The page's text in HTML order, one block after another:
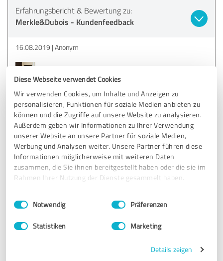
Diese Webseite verwendet Cookies
Wir verwenden Cookies, um Inhalte und Anzeigen zu
personalisieren, Funktionen für soziale Medien anbieten zu
können und die Zugriffe auf unsere Website zu analysieren.
Außerdem geben wir Informationen zu Ihrer Verwendung
unserer Website an unsere Partner für soziale Medien,
Werbung und Analysen weiter. Unsere Partner führen diese
Informationen möglicherweise mit weiteren Daten
zusammen, die Sie ihnen bereitgestellt haben oder die sie im
Rahmen Ihrer Nutzung der Dienste gesammelt haben.
Impressum Datenschutzbestimmungen
Einwilligungsauswahl
Notwendig Präferenzen
Statistiken Marketing
Details zeigen
Erfahrungsbericht & Bewertung zu:
Merkle&Dubois - Kundenfeedback
16.08.2019 Anonym
Vielen Dank für die super Bewertung und den
Kommentar zu unserer Praxis.
Ihr Merkle Dubois Team
5,00 von 5
SEHR GUT Empfehlung
Sehr freundliche und rücksichtsvolle Behandlung. Die
Kombination von Akupunktur, Tuina Massage und Kräuter
Therapie finde ich besonders wirksam und effizient.